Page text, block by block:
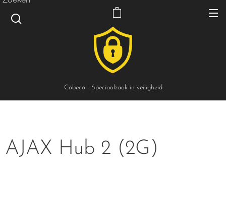
Cobeco - Speciaalzaak in veiligheid
AJAX Hub 2 (2G)